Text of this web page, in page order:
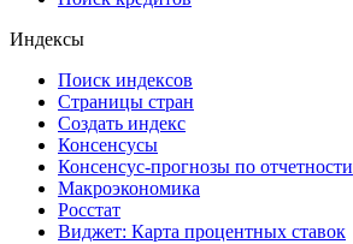
Индексы
Поиск индексов
Страницы стран
Создать индекс
Консенсусы
Консенсус-прогнозы по отчетности
Макроэкономика
Росстат
Виджет: Карта процентных ставок